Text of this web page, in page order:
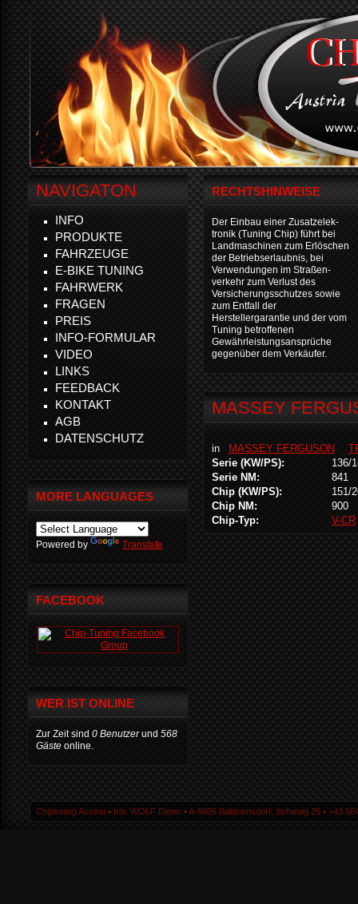
RECHTSHINWEISE
Der Einbau einer Zusatzelek-
tronik (Tuning Chip) führt bei
Landmaschinen zum Erlöschen
der Betriebserlaubnis, bei
Verwendungen im Straßen-
verkehr zum Verlust des
Versicherungsschutzes sowie
zum Entfall der
Herstellergarantie und der vom
Tuning betroffenen
Gewährleistungsansprüche
gegenüber dem Verkäufer.
MASSEY
in MASSEY FERGUSON
Serie (KW/PS):
136/
Serie NM:
841
Chip (KW/PS):
151/
Chip NM:
900
Chip-Typ:
V-CR
NAVIGATON
INFO
PRODUKTE
FAHRZEUGE
E-BIKE TUNING
FAHRWERK
FRAGEN
PREIS
INFO-FORMULAR
VIDEO
LINKS
FEEDBACK
KONTAKT
AGB
DATENSCHUTZ
MORE LANGUAGES
Powered by Translate
FACEBOOK
WER IST ONLINE
Zur Zeit sind 0 Benutzerund 568
Gäste online.
Chiptuning Austria ▪ Inh. WOLF Dieter ▪ A-9805 Baldramsdorf, Schwaig 25 ▪ +43